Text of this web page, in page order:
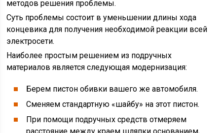
методов решения проблемы.
Суть проблемы состоит в уменьшении длины хода
концевика для получения необходимой реакции всей
электросети.
Наиболее простым решением из подручных
материалов является следующая модернизация:
Берем пистон обивки вашего же автомобиля.
Сменяем стандартную «шайбу» на этот пистон.
При помощи подручных средств отмеряем